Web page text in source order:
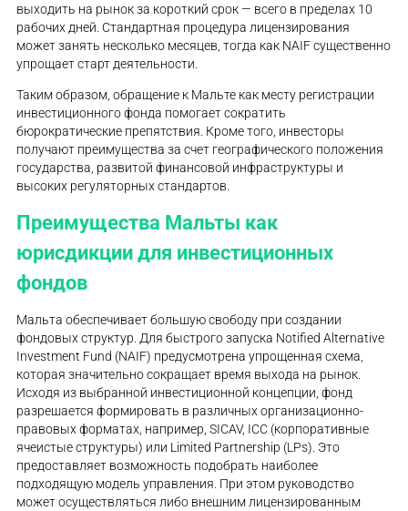
выходить на рынок за короткий срок — всего в пределах 10
рабочих дней. Стандартная процедура лицензирования
может занять несколько месяцев, тогда как NAIF существенно
упрощает старт деятельности.
Таким образом, обращение к Мальте как месту регистрации
инвестиционного фонда помогает сократить
бюрократические препятствия. Кроме того, инвесторы
получают преимущества за счет географического положения
государства, развитой финансовой инфраструктуры и
высоких регуляторных стандартов.
Преимущества Мальты как
юрисдикции для инвестиционных
фондов
Мальта обеспечивает большую свободу при создании
фондовых структур. Для быстрого запуска Notified Alternative
Investment Fund (NAIF) предусмотрена упрощенная схема,
которая значительно сокращает время выхода на рынок.
Исходя из выбранной инвестиционной концепции, фонд
разрешается формировать в различных организационно-
правовых форматах, например, SICAV, ICC (корпоративные
ячеистые структуры) или Limited Partnership (LPs). Это
предоставляет возможность подобрать наиболее
подходящую модель управления. При этом руководство
может осуществляться либо внешним лицензированным